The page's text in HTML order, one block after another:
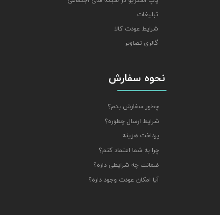
نحوه سفارش
چطور سفارش بدم؟
شرایط ارسال چطوره؟
پرداخت هزینه
چرا به شما اعتماد کنم؟
ضمانت چه شرایطی داره؟
آیا امکان عودت وجود داره؟
تبلیغات
شرایط عودت کالا
گالری تصاویر